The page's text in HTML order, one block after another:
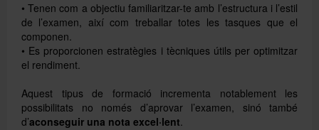
Buscar
• Tenen com a objectiu familiaritzar-te amb l’estructura i l’estil
de l’examen, així com treballar totes les tasques que el
componen.
• Es proporcionen estratègies i tècniques útils per optimitzar
el rendiment.
Aquest tipus de formació incrementa notablement les
possibilitats no només d’aprovar l’examen, sinó també
d’aconseguir una nota excel·lent.